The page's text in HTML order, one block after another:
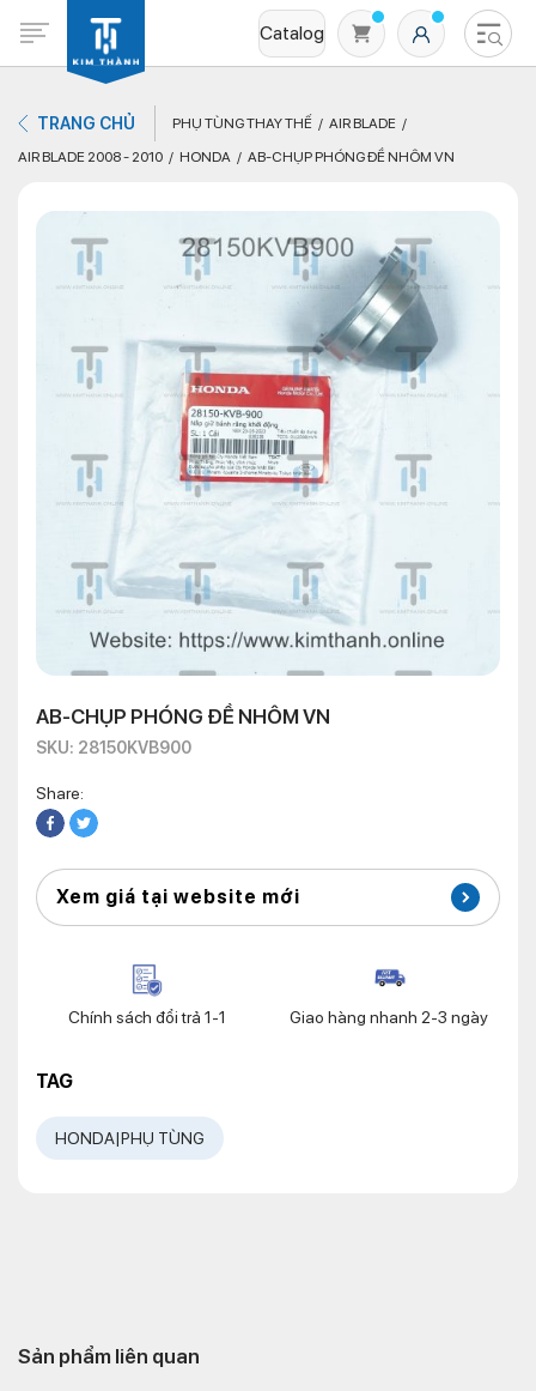
Catalog
Không có sản phẩm nào trong giỏ hàng
TRANG CHỦ PHỤ TÙNG THAY THẾ
AIR BLADE
AIR BLADE 2008 - 2010
HONDA AB-CHỤP PHÓNG ĐỀ NHÔM VN
AB-CHỤP PHÓNG ĐỀ NHÔM VN
SKU: 28150KVB900
Share:
Xem giá tại website mới
Chính sách đổi trả 1-1 Giao hàng nhanh 2-3 ngày
TAG
HONDA|PHỤ TÙNG
Sản phẩm liên quan